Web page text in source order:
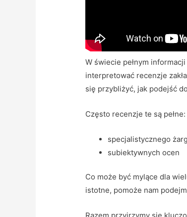
W świecie pełnym
interpretować recenzje
się przybliżyć, jak podejść
Często recenzje te są pełne:
specjalistycznego
subiektywnych ocen
Co może być mylące dla
istotne, pomoże nam